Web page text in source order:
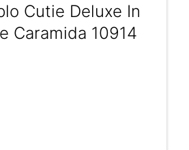
Cutie Deluxe In
Caramida 10914